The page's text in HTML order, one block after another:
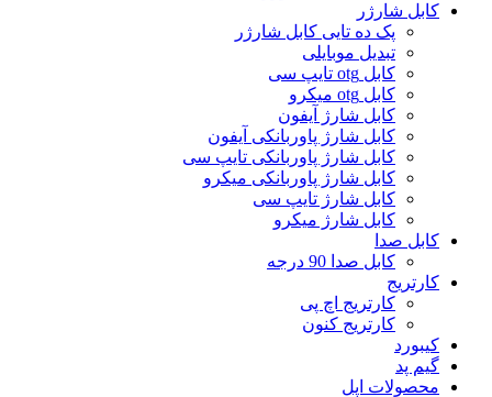
کابل شارژر
پک ده تایی کابل شارژر
تبدیل موبایلی
کابل otg تایپ سی
کابل otg میکرو
کابل شارژ آیفون
کابل شارژ پاوربانکی آیفون
کابل شارژ پاوربانکی تایپ سی
کابل شارژ پاوربانکی میکرو
کابل شارژ تایپ سی
کابل شارژ میکرو
کابل صدا
کابل صدا 90 درجه
کارتریج
کارتریج اچ پی
کارتریج کنون
کیبورد
گیم پد
محصولات اپل